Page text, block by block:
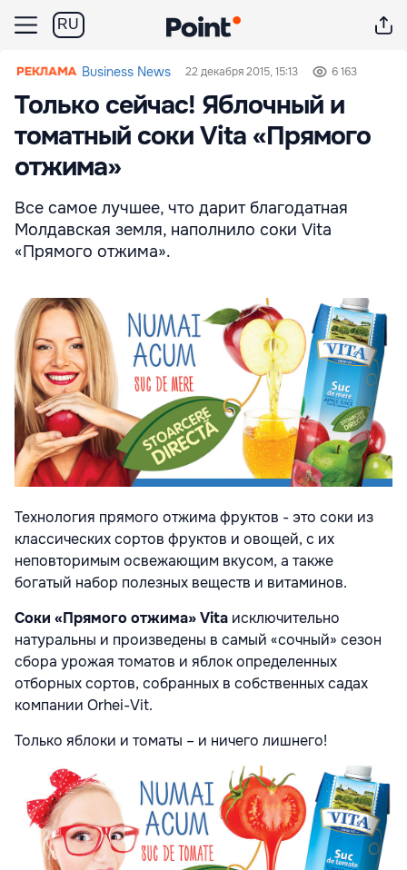
RU
Business News 22 декабря 2015, 15:13 6 163
Только сейчас! Яблочный и
томатный соки Vita «Прямого
отжима»
Все самое лучшее, что дарит благодатная
Молдавская земля, наполнило соки Vita
«Прямого отжима».
Технология прямого отжима фруктов - это соки из
классических сортов фруктов и овощей, с их
неповторимым освежающим вкусом, а также
богатый набор полезных веществ и витаминов.
Соки «Прямого отжима» Vita исключительно
натуральны и произведены в самый «сочный» сезон
сбора урожая томатов и яблок определенных
отборных сортов, собранных в собственных садах
компании Orhei-Vit.
Только яблоки и томаты – и ничего лишнего!